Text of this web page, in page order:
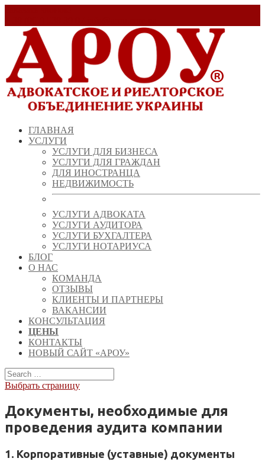
ГЛАВНАЯ
УСЛУГИ
УСЛУГИ ДЛЯ БИЗНЕСА
УСЛУГИ ДЛЯ ГРАЖДАН
ДЛЯ ИНОСТРАНЦА
НЕДВИЖИМОСТЬ
УСЛУГИ АДВОКАТА
УСЛУГИ АУДИТОРА
УСЛУГИ БУХГАЛТЕРА
УСЛУГИ НОТАРИУСА
БЛОГ
О НАС
КОМАНДА
ОТЗЫВЫ
КЛИЕНТЫ И ПАРТНЕРЫ
ВАКАНСИИ
КОНСУЛЬТАЦИЯ
ЦЕНЫ
КОНТАКТЫ
НОВЫЙ САЙТ «АРОУ»
Выбрать страницу
Документы, необходимые для
проведения аудита компании
1. Корпоративные (уставные) документы